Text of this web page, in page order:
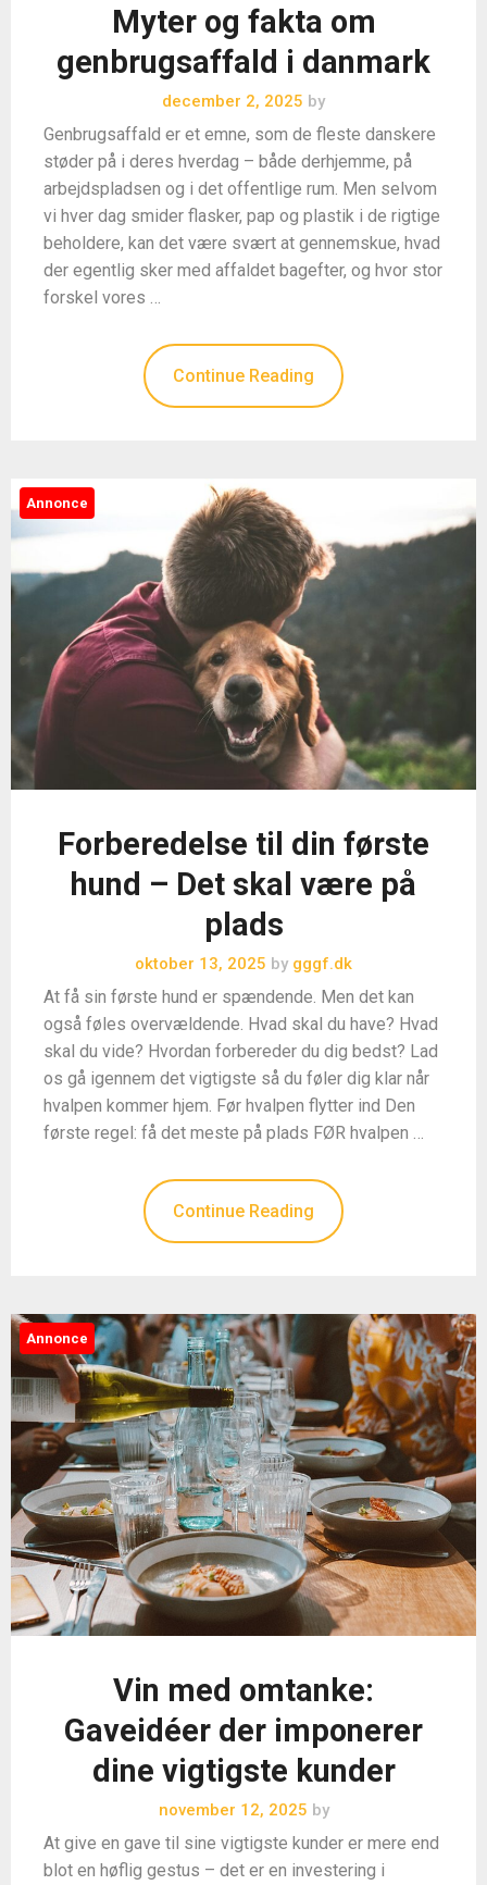
Myter og fakta om
genbrugsaffald i danmark
december 2, 2025 by
Genbrugsaffald er et emne, som de fleste danskere
støder på i deres hverdag – både derhjemme, på
arbejdspladsen og i det offentlige rum. Men selvom
vi hver dag smider flasker, pap og plastik i de rigtige
beholdere, kan det være svært at gennemskue, hvad
der egentlig sker med affaldet bagefter, og hvor stor
forskel vores …
Continue Reading
Annonce
Forberedelse til din første
hund – Det skal være på
plads
oktober 13, 2025 by gggf.dk
At få sin første hund er spændende. Men det kan
også føles overvældende. Hvad skal du have? Hvad
skal du vide? Hvordan forbereder du dig bedst? Lad
os gå igennem det vigtigste så du føler dig klar når
hvalpen kommer hjem. Før hvalpen flytter ind Den
første regel: få det meste på plads FØR hvalpen …
Continue Reading
Annonce
Vin med omtanke:
Gaveidéer der imponerer
dine vigtigste kunder
november 12, 2025 by
At give en gave til sine vigtigste kunder er mere end
blot en høflig gestus – det er en investering i